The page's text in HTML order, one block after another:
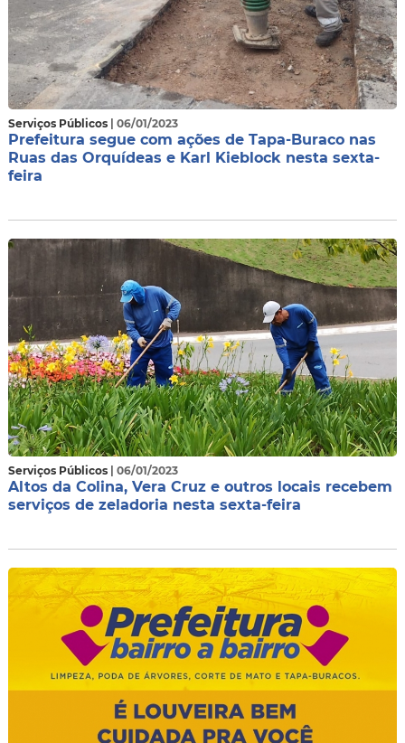
Serviços Públicos | 06/01/2023
Prefeitura segue com ações de Tapa-Buraco nas
Ruas das Orquídeas e Karl Kieblock nesta sexta-
feira
Serviços Públicos | 06/01/2023
Altos da Colina, Vera Cruz e outros locais recebem
serviços de zeladoria nesta sexta-feira